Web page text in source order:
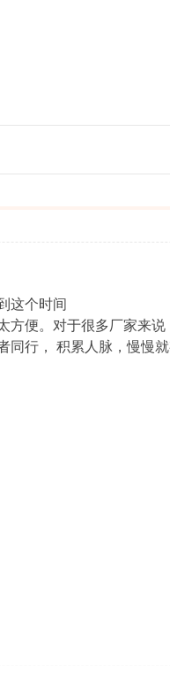
这个时间
便。对于很多厂家来说
行， 积累人脉，慢慢就